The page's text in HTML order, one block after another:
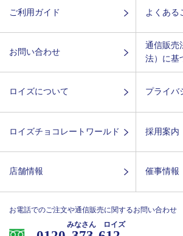
ご利用ガイド よくある
お問い合わせ
通信販売
法）に基
ロイズについて プライバ
ロイズチョコレートワールド 採用案内
店舗情報 催事情報
お電話でのご注文や通信販売に関するお問い合わせ
みなさん ロイズ